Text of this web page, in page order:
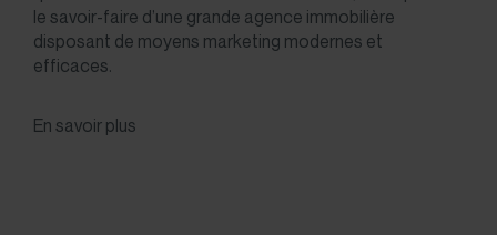
le savoir-faire d’une grande agence immobilière
disposant de moyens marketing modernes et
efficaces.
En savoir plus